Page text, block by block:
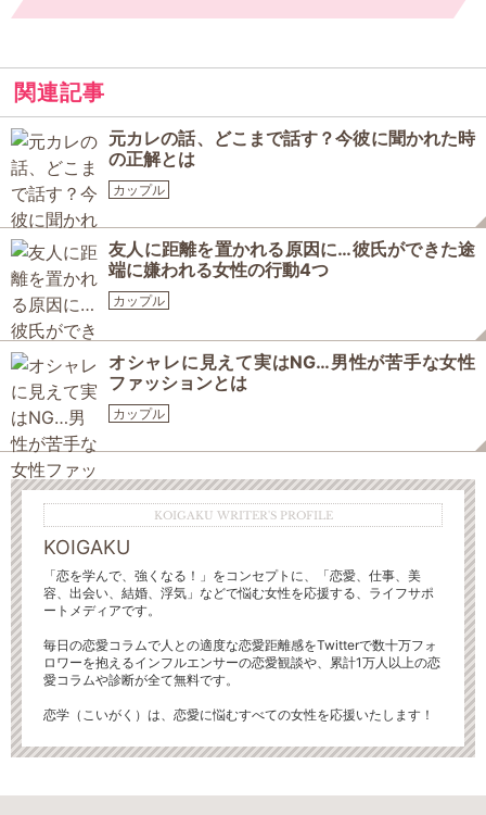
関連記事
元カレの話、どこまで話す？今彼に聞かれた時
の正解とは
カップル
友人に距離を置かれる原因に…彼氏ができた途
端に嫌われる女性の行動4つ
カップル
オシャレに見えて実はNG…男性が苦手な女性
ファッションとは
カップル
KOIGAKU WRITER'S PROFILE
KOIGAKU
「恋を学んで、強くなる！」をコンセプトに、「恋愛、仕事、美
容、出会い、結婚、浮気」などで悩む女性を応援する、ライフサポ
ートメディアです。
毎日の恋愛コラムで人との適度な恋愛距離感をTwitterで数十万フォ
ロワーを抱えるインフルエンサーの恋愛観談や、累計1万人以上の恋
愛コラムや診断が全て無料です。
恋学（こいがく）は、恋愛に悩むすべての女性を応援いたします！